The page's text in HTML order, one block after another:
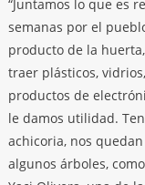
“Juntamos lo que es
semanas por el
producto de la
traer plásticos,
productos de
le damos utilidad.
achicoria, nos
algunos árboles,